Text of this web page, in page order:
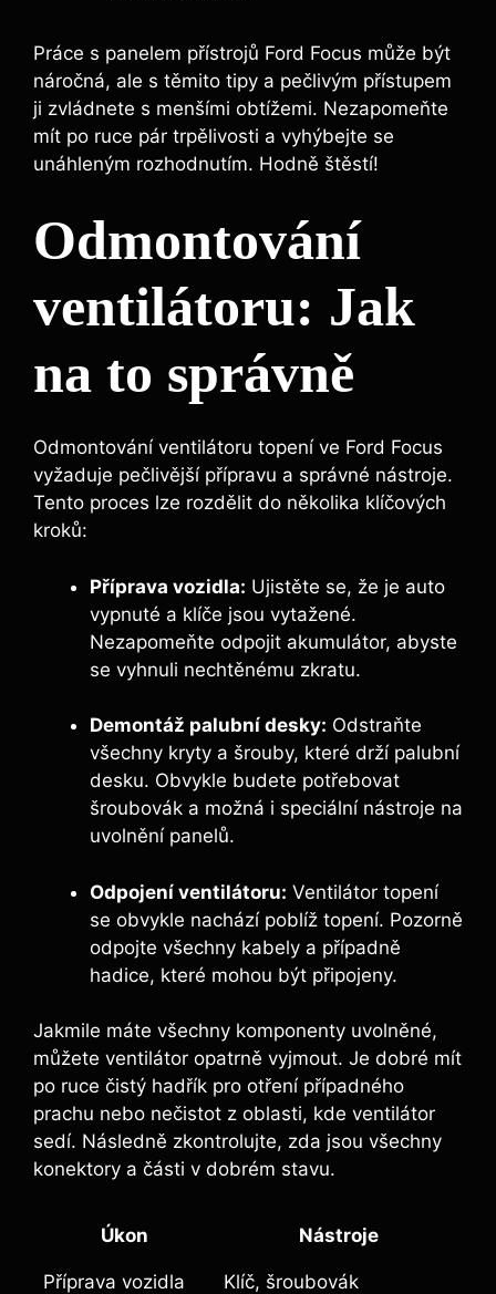
Práce s panelem přístrojů Ford Focus může být
náročná, ale s těmito tipy a pečlivým přístupem
ji zvládnete s menšími obtížemi. Nezapomeňte
mít po ruce pár trpělivosti a vyhýbejte se
unáhleným rozhodnutím. Hodně štěstí!
Odmontování
ventilátoru: Jak
na to správně
Odmontování ventilátoru topení ve Ford Focus
vyžaduje pečlivější přípravu a správné nástroje.
Tento proces lze rozdělit do několika klíčových
kroků:
Příprava vozidla: Ujistěte se, že je auto
vypnuté a klíče jsou vytažené.
Nezapomeňte odpojit akumulátor, abyste
se vyhnuli nechtěnému zkratu.
Demontáž palubní desky: Odstraňte
všechny kryty a šrouby, které drží palubní
desku. Obvykle budete potřebovat
šroubovák a možná i speciální nástroje na
uvolnění panelů.
Odpojení ventilátoru: Ventilátor topení
se obvykle nachází poblíž topení. Pozorně
odpojte všechny kabely a případně
hadice, které mohou být připojeny.
Jakmile máte všechny komponenty uvolněné,
můžete ventilátor opatrně vyjmout. Je dobré mít
po ruce čistý hadřík pro otření případného
prachu nebo nečistot z oblasti, kde ventilátor
sedí. Následně zkontrolujte, zda jsou všechny
konektory a části v dobrém stavu.
Úkon Nástroje
Příprava vozidla Klíč, šroubovák